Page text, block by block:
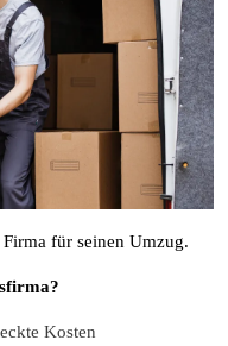
für seinen Umzug.
Kosten